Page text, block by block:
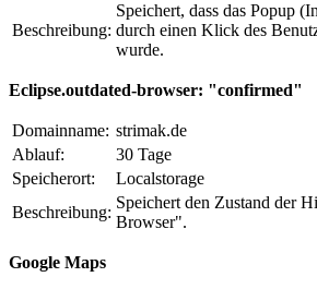
Beschreibung:
Speichert, dass das Popup
durch einen Klick des
wurde.
Eclipse.outdated-browser: "confirmed"
Domainname: strimak.de
Ablauf:
30 Tage
Speicherort:
Localstorage
Beschreibung:
Speichert den Zustand der
Browser".
Google Maps